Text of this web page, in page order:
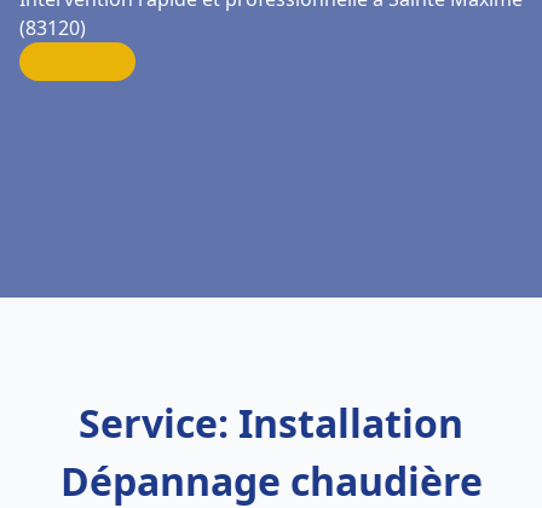
(83120)
Service: Installation
Dépannage chaudière